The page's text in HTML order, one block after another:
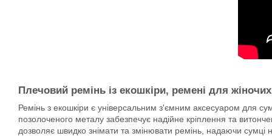
Плечовий ремінь із екошкіри, ремені для
Ремінь з екошкіри є універсальним з'ємним аксесуаром для
позолоченого металу забезпечує надійне кріплення та
дозволяє швидко знімати та змінювати ремінь, надаючи сумці